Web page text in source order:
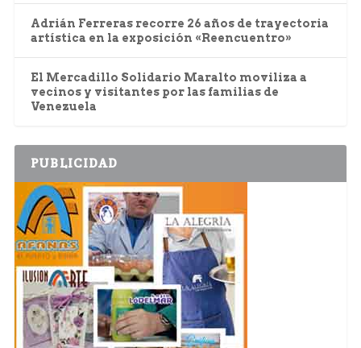
Adrián Ferreras recorre 26 años de trayectoria
artística en la exposición «Reencuentro»
El Mercadillo Solidario Maralto moviliza a
vecinos y visitantes por las familias de
Venezuela
PUBLICIDAD